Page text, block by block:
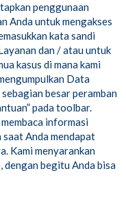
penggunaan
Anda untuk mengakses
kata sandi
dan / atau untuk
kasus di mana kami
Data
besar peramban
pada toolbar.
informasi
Anda mendapat
Kami menyarankan
begitu Anda bisa